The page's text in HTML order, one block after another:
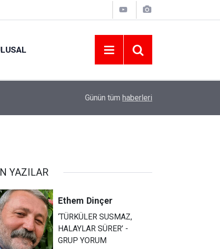
YENİ PARTİ ALTINORDU’DA KURUCU
Günün tüm haberleri
YAZILAR
Ethem Dinçer
‘TÜRKÜLER SUSMAZ,
HALAYLAR SÜRER’ -
GRUP YORUM